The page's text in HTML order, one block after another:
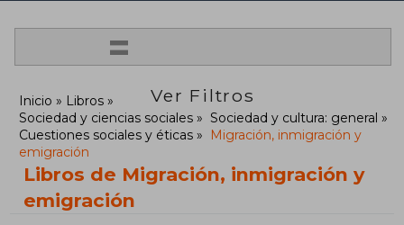
=
Ver Filtros
Inicio
Libros
Sociedad y ciencias sociales
Sociedad y cultura: general
Cuestiones sociales y éticas
Migración, inmigración y
emigración
Libros de Migración, inmigración y
emigración